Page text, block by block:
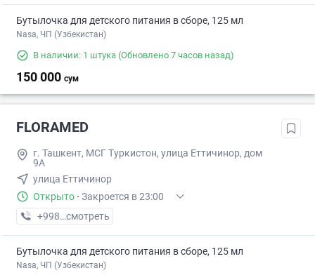
Бутылочка для детского питания в сборе, 125 мл
Nasa, ЧП (Узбекистан)
В наличии: 1 штука (Обновлено 7 часов назад)
150 000 сум
FLORAMED
г. Ташкент, МСГ Туркистон, улица Еттичинор, дом
9А
улица Еттичинор
Открыто · Закроется в 23:00
+998 (77) XXX-XX-XX
смотреть
Бутылочка для детского питания в сборе, 125 мл
Nasa, ЧП (Узбекистан)